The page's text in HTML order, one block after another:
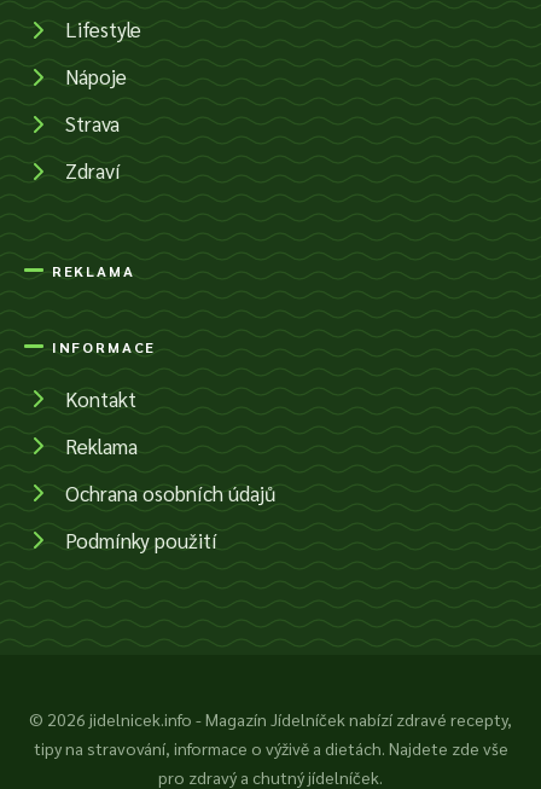
Lifestyle
Nápoje
Strava
Zdraví
REKLAMA
INFORMACE
Kontakt
Reklama
Ochrana osobních údajů
Podmínky použití
© 2026 jidelnicek.info - Magazín Jídelníček nabízí zdravé recepty,
tipy na stravování, informace o výživě a dietách. Najdete zde vše
pro zdravý a chutný jídelníček.